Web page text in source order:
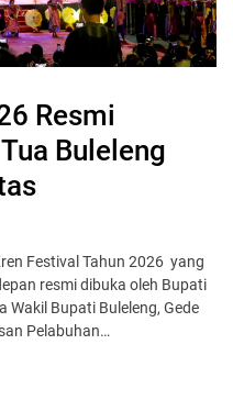
Resmi
Buleleng
Festival Tahun 2026 yang
resmi dibuka oleh Bupati
Wakil Bupati Buleleng, Gede
Pelabuhan…